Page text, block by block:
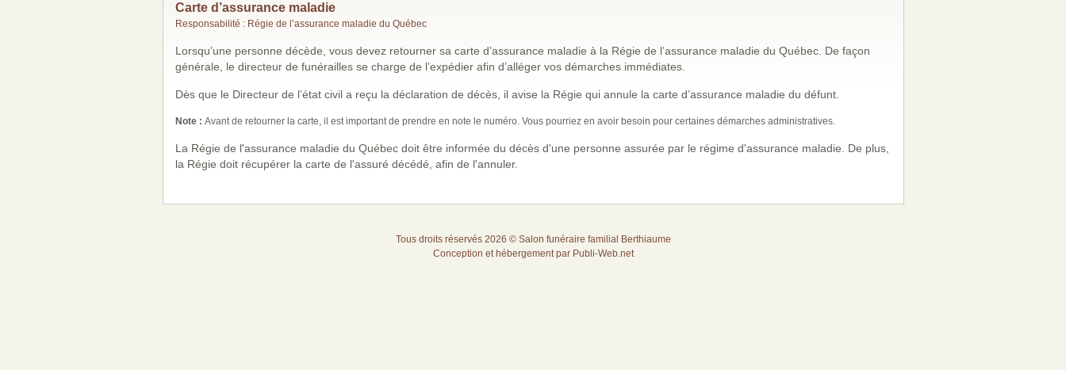
Carte d’assurance maladie
Responsabilité : Régie de l’assurance maladie du Québec
Lorsqu’une personne décède, vous devez retourner sa carte d’assurance maladie à la Régie de l’assurance maladie du Québec. De façon
générale, le directeur de funérailles se charge de l’expédier afin d’alléger vos démarches immédiates.
Dès que le Directeur de l’état civil a reçu la déclaration de décès, il avise la Régie qui annule la carte d’assurance maladie du défunt.
Note : Avant de retourner la carte, il est important de prendre en note le numéro. Vous pourriez en avoir besoin pour certaines démarches administratives.
La Régie de l'assurance maladie du Québec doit être informée du décès d'une personne assurée par le régime d'assurance maladie. De plus,
la Régie doit récupérer la carte de l'assuré décédé, afin de l'annuler.
Tous droits réservés 2026 © Salon funéraire familial Berthiaume
Conception et hébergement par Publi-Web.net